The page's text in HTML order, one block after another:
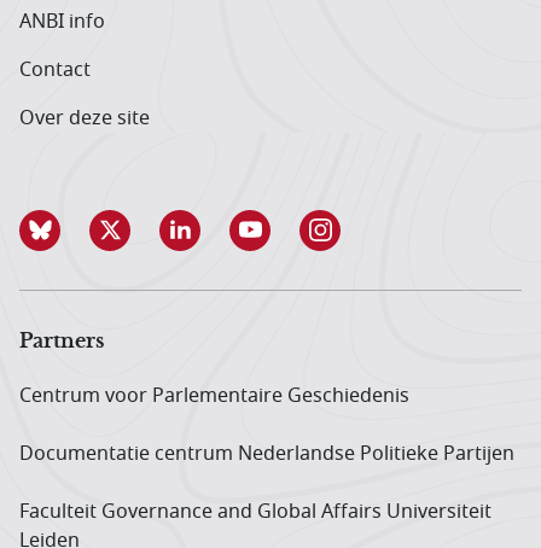
ANBI info
Contact
Over deze site
Partners
Centrum voor Parlementaire Geschiedenis
Documentatie centrum Neder­landse Politieke Partijen
Faculteit Governance and Global Affairs Universiteit
Leiden